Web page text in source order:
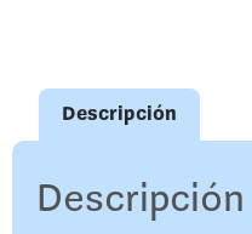
Descripción